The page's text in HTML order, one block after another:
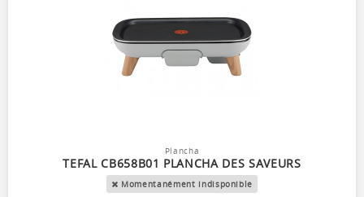
Plancha
TEFAL CB658B01 PLANCHA DES SAVEURS
Momentanément indisponible